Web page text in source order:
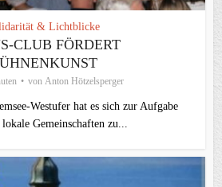
& Lichtblicke
CLUB FÖRDERT
von Anton Hötzelsperger
Westufer hat es sich zur Aufgabe
Gemeinschaften zu...